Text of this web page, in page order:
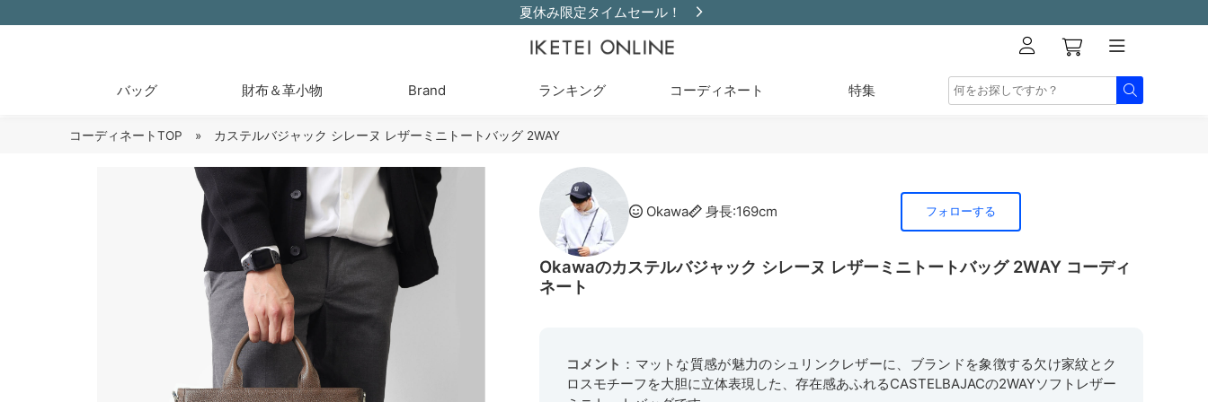
夏休み限定タイムセール！
バッグ 財布＆革小物 Brand ランキング コーディネート 特集
コーディネートTOP » カステルバジャック シレーヌ レザーミニトートバッグ 2WAY
Okawa 身長:169cm フォローする
Okawaのカステルバジャック シレーヌ レザーミニトートバッグ 2WAY コーディ
ネート
コメント ：マットな質感が魅力のシュリンクレザーに、ブランドを象徴する欠け家紋とク
ロスモチーフを大胆に立体表現した、存在感あふれるCASTELBAJACの2WAYソフトレザー